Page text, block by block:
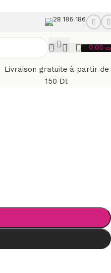
28 186 186
Livraison gratuite à partir de
150 Dt